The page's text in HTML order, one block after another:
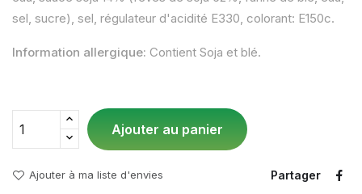
sel, sucre), sel, régulateur d'acidité E330, colorant: E150c.
Information allergique: Contient Soja et blé.
Ajouter au panier
Ajouter à ma liste d'envies Partager